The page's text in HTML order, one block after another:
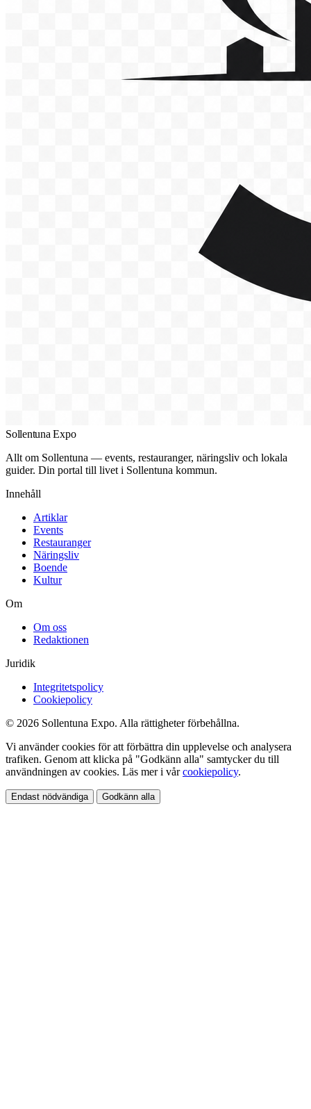
Sollentuna Expo
Allt om Sollentuna — events, restauranger, näringsliv och lokala
guider. Din portal till livet i Sollentuna kommun.
Innehåll
Artiklar
Events
Restauranger
Näringsliv
Boende
Kultur
Om
Om oss
Redaktionen
Juridik
Integritetspolicy
Cookiepolicy
© 2026 Sollentuna Expo. Alla rättigheter förbehållna.
Vi använder cookies för att förbättra din upplevelse och analysera
trafiken. Genom att klicka på "Godkänn alla" samtycker du till
användningen av cookies. Läs mer i vårcookiepolicy.
Endast nödvändiga Godkänn alla